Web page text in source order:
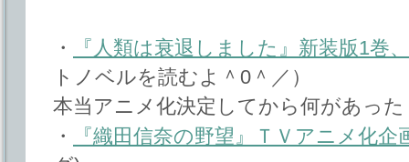
・
『人類は衰退しました』新装版1巻
トノベルを読むよ＾0＾／）
本当アニメ化決定してから何があった
・
『織田信奈の野望』ＴＶアニメ化企